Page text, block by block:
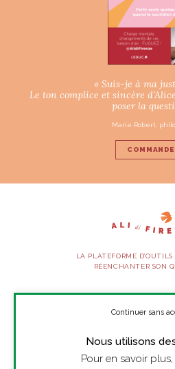
« Suis-je à ma
Le ton complice et sincère
poser la
Marie Robert,
LA PLATEFORME
RÉENCHANTER SON
SUIVEZ-
Nous utilisons
Pour en savoir plus,
Continuer sans